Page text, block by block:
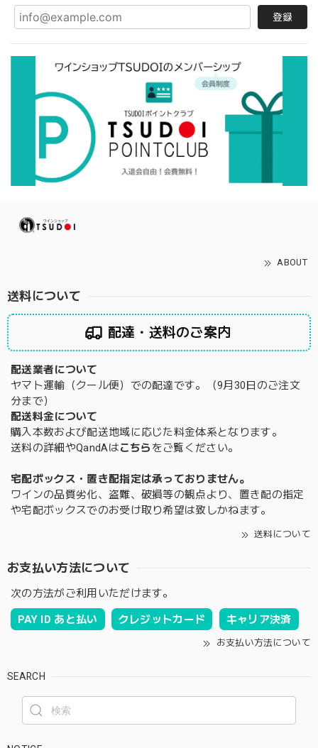
登録
ABOUT
送料について
配達・送料のご案内
配送業者について
ヤマト運輸（クール便）での配達です。（9月30日のご注文
分まで）
配送料金について
購入本数および配送地域に応じた料金体系となります。
送料の詳細やQandAはこちら をご覧ください。
宅配ボックス・置き配指定は承っておりません。
ワインの品質劣化、盗難、破損等の観点より、置き配の指定
や宅配ボックスでのお受け取り希望は致しかねます。
送料について
お支払い方法について
次の方法がご利用いただけます。
PAY ID あと払い クレジットカード キャリア決済
お支払い方法について
SEARCH